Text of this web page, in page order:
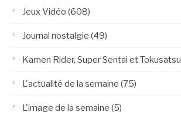
Jeux Vidéo (608)
Journal nostalgie (49)
Kamen Rider, Super Sentai et Tokusatsu
L'actualité de la semaine (75)
L'image de la semaine (5)